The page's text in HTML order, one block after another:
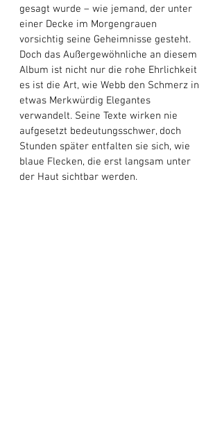
gesagt wurde – wie jemand, der unter
einer Decke im Morgengrauen
vorsichtig seine Geheimnisse gesteht.
Doch das Außergewöhnliche an diesem
Album ist nicht nur die rohe Ehrlichkeit
es ist die Art, wie Webb den Schmerz in
etwas Merkwürdig Elegantes
verwandelt. Seine Texte wirken nie
aufgesetzt bedeutungsschwer, doch
Stunden später entfalten sie sich, wie
blaue Flecken, die erst langsam unter
der Haut sichtbar werden.